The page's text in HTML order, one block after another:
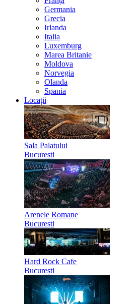
Germania
Grecia
Irlanda
Italia
Luxemburg
Marea Britanie
Moldova
Norvegia
Olanda
Spania
Locații
Sala Palatului
București
Arenele Romane
București
Hard Rock Cafe
București